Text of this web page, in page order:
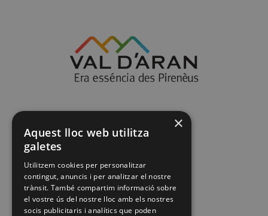
×
Aquest lloc web utilitza
galetes
Utilitzem cookies per personalitzar
contingut, anuncis i per analitzar el nostre
trànsit. També compartim informació sobre
el vostre ús del nostre lloc amb els nostres
socis publicitaris i analítics que poden